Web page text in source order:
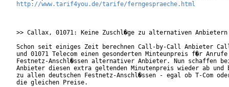
http://www.tarif4you.de/tarife/ferngespraeche.html
>> Callax, 01071: Keine Zuschl�ge zu alternativen Anbietern
Schon seit einiges Zeit berechnen Call-by-Call Anbieter
und 01071 Telecom einen gesonderten Minteunpreis f�r
Festnetz-Anschl�ssen alternativer Anbieter. Nun schaffen
Anbieter diesen extra geltenden Minutenpreis wieder ab und
zu allen deutschen Festnetz-Anschl�ssen - egal ob T-Com
die gleichen Preise.